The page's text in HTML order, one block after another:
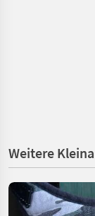
Weitere